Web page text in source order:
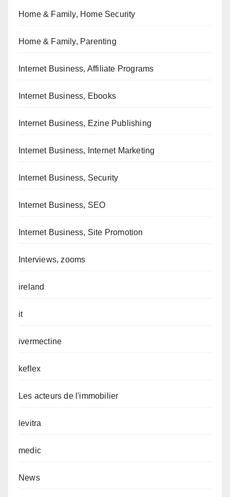
Home & Family, Home Security
Home & Family, Parenting
Internet Business, Affiliate Programs
Internet Business, Ebooks
Internet Business, Ezine Publishing
Internet Business, Internet Marketing
Internet Business, Security
Internet Business, SEO
Internet Business, Site Promotion
Interviews, zooms
ireland
it
ivermectine
keflex
Les acteurs de l'immobilier
levitra
medic
News